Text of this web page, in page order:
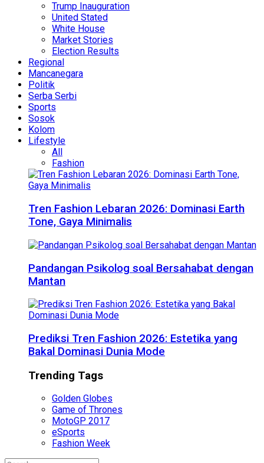
Trump Inauguration
United Stated
White House
Market Stories
Election Results
Regional
Mancanegara
Politik
Serba Serbi
Sports
Sosok
Kolom
Lifestyle
All
Fashion
Tren Fashion Lebaran 2026: Dominasi Earth
Tone, Gaya Minimalis
Pandangan Psikolog soal Bersahabat dengan
Mantan
Prediksi Tren Fashion 2026: Estetika yang
Bakal Dominasi Dunia Mode
Trending Tags
Golden Globes
Game of Thrones
MotoGP 2017
eSports
Fashion Week